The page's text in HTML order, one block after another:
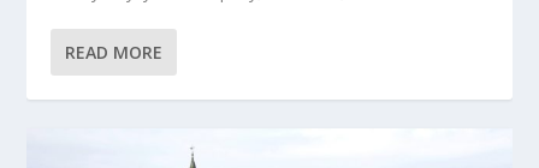
READ MORE